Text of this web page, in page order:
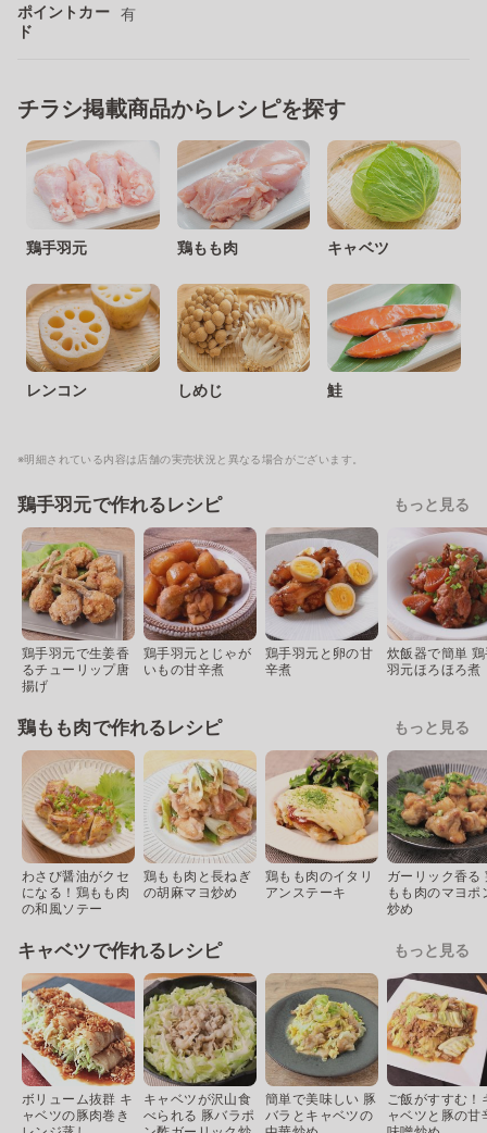
ポイントカー
ド
有
チラシ掲載商品からレシピを探す
鶏手羽元 鶏もも肉 キャベツ
レンコン しめじ 鮭
※明細されている内容は店舗の実売状況と異なる場合がございます。
鶏手羽元で作れるレシピ もっと見る
鶏手羽元で生姜香
るチューリップ唐
揚げ
鶏手羽元とじゃが
いもの甘辛煮
鶏手羽元と卵の甘
辛煮
炊飯器で簡単
羽元ほろほろ煮
鶏もも肉で作れるレシピ もっと見る
わさび醤油がクセ
になる！鶏もも肉
の和風ソテー
鶏もも肉と長ねぎ
の胡麻マヨ炒め
鶏もも肉のイタリ
アンステーキ
ガーリック香る
もも肉のマヨポ
炒め
キャベツで作れるレシピ もっと見る
ボリューム抜群 キ
ャベツの豚肉巻き
キャベツが沢山食
べられる 豚バラポ
簡単で美味しい 豚
バラとキャベツの
ご飯がすすむ！
ャベツと豚の甘